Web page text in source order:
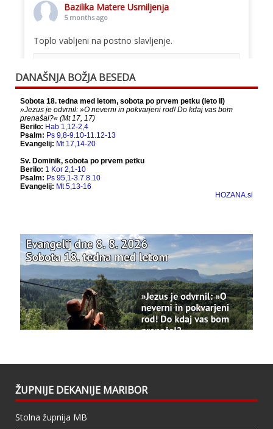
Bazilika Matere Usmiljenja
5 months ago
Toplo vabljeni na postno slavljenje.
When this happens, it's usually because the
owner only shared it with a small group of
people, changed who can see it or it's been
deleted.
View on Facebook · Share
Bazilika Matere Usmiljenja
12 months ago
Photo
View on Facebook · Share
Bazilika Matere Usmiljenja updated their
status.
1 years ago
When this happens, it's usually because the
people, changed who can see it or it's been
deleted.
View on Facebook
DANAŠNJA BOŽJA BESEDA
ŽUPNIJE DEKANIJE MARIBOR
Stolna župnija MB